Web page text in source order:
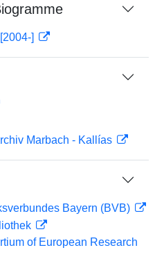
]
Marbach - Kallías
Bayern (BVB)
of European Research